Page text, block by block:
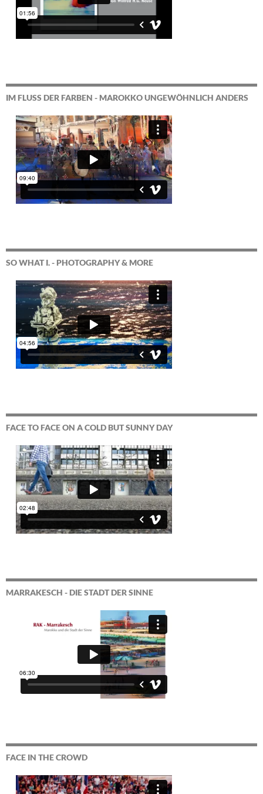
IM FLUSS DER FARBEN - MAROKKO UNGEWÖHNLICH ANDERS
SO WHAT I. - PHOTOGRAPHY & MORE
FACE TO FACE ON A COLD BUT SUNNY DAY
MARRAKESCH - DIE STADT DER SINNE
FACE IN THE CROWD